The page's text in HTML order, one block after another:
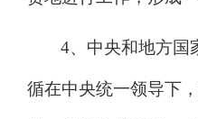
4、中央和地方国
循在中央统一领导下